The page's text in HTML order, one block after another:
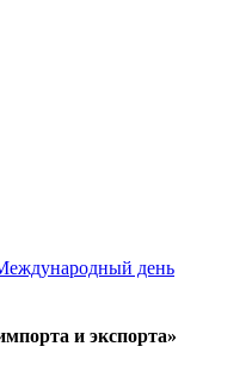
день
и экспорта»